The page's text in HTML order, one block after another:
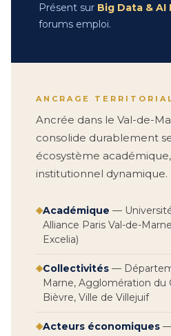
Présent sur Big Data & AI
forums emploi.
ANCRAGE
Ancrée dans le Val-de-
consolide durablement
écosystème
institutionnel dynamique.
◈Académique —
Alliance Paris Val-de-
Excelia)
◈Collectivités —
Marne, Agglomération du
Bièvre, Ville de Villejuif
◈Acteurs économiques —